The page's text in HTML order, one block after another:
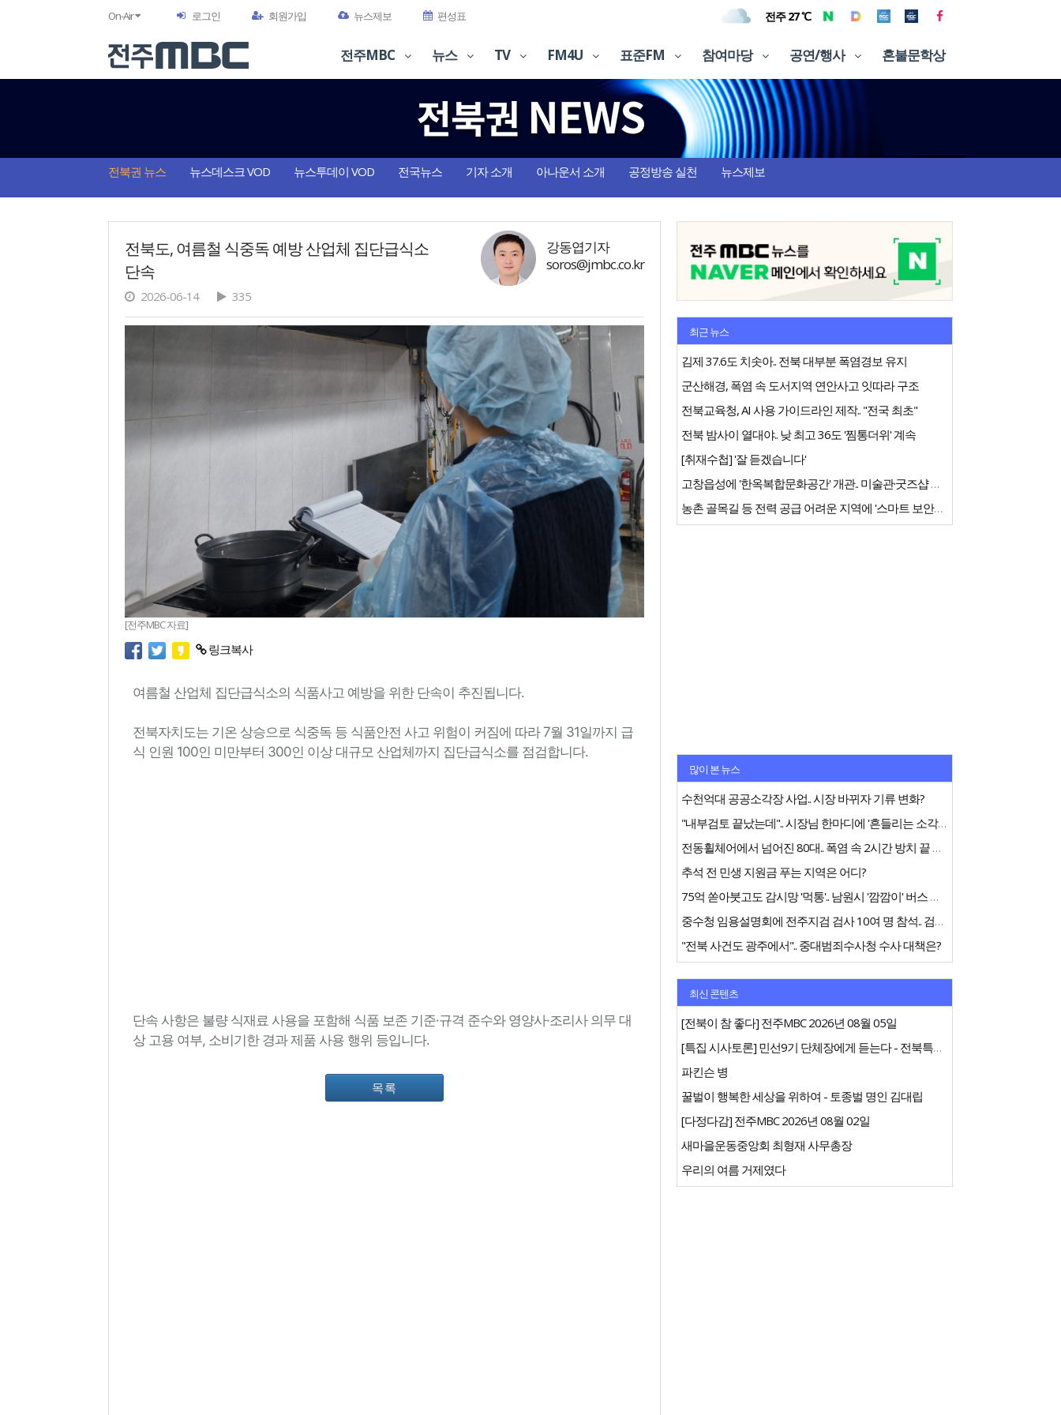
On-Air 로그인 회원가입 뉴스제보 편성표 전주 27 ℃
전주MBC 뉴스 TV FM4U 표준FM 참여마당 공연/행사 혼불문학상
전북권 뉴스 뉴스데스크 VOD 뉴스투데이 VOD 전국뉴스 기자 소개 아나운서 소개 공정방송 실천 뉴스제보
전북도, 여름철 식중독 예방 산업체 집단급식소
단속
2026-06-14 335
강동엽기자
soros@jmbc.co.kr
[전주MBC 자료]
링크복사
여름철 산업체 집단급식소의 식품사고 예방을 위한 단속이 추진됩니다.
전북자치도는 기온 상승으로 식중독 등 식품안전 사고 위험이 커짐에 따라 7월 31일까지 급
식 인원 100인 미만부터 300인 이상 대규모 산업체까지 집단급식소를 점검합니다.
단속 사항은 불량 식재료 사용을 포함해 식품 보존 기준·규격 준수와 영양사·조리사 의무 대
상 고용 여부, 소비기한 경과 제품 사용 행위 등입니다.
목록
최근 뉴스
김제 37.6도 치솟아.. 전북 대부분 폭염경보 유지
군산해경, 폭염 속 도서지역 연안사고 잇따라 구조
전북교육청, AI 사용 가이드라인 제작.. "전국 최초"
전북 밤사이 열대야.. 낮 최고 36도 '찜통더위' 계속
[취재수첩] '잘 듣겠습니다'
고창읍성에 '한옥복합문화공간' 개관.. 미술관·굿즈샵 갖춰
농촌 골목길 등 전력 공급 어려운 지역에 '스마트 보안등' 도입
많이 본 뉴스
수천억대 공공소각장 사업.. 시장 바뀌자 기류 변화?
"내부검토 끝났는데".. 시장님 한마디에 '흔들리는 소각장'
전동휠체어에서 넘어진 80대.. 폭염 속 2시간 방치 끝 숨져
추석 전 민생 지원금 푸는 지역은 어디?
75억 쏟아붓고도 감시망 '먹통'.. 남원시 '깜깜이' 버스 행정
중수청 임용설명회에 전주지검 검사 10여 명 참석.. 검사들 '신중론'
"전북 사건도 광주에서".. 중대범죄수사청 수사 대책은?
최신 콘텐츠
[전북이 참 좋다] 전주MBC 2026년 08월 05일
[특집 시사토론] 민선9기 단체장에게 듣는다 - 전북특별자치도지사
파킨슨 병
꿀벌이 행복한 세상을 위하여 - 토종벌 명인 김대립
[다정다감] 전주MBC 2026년 08월 02일
새마을운동중앙회 최형재 사무총장
우리의 여름 거제였다